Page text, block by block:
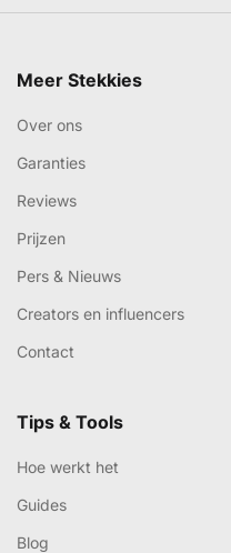
Meer Stekkies
Over ons
Garanties
Reviews
Prijzen
Pers & Nieuws
Creators en influencers
Contact
Tips & Tools
Hoe werkt het
Guides
Blog